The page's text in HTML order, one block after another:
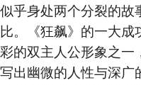
似乎身处两个分裂的故
比。《狂飙》的一大
彩的双主人公形象之一
写出幽微的人性与深广